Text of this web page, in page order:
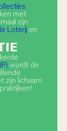
met
zijn
Loterij en
wordt de
zijn lichaam